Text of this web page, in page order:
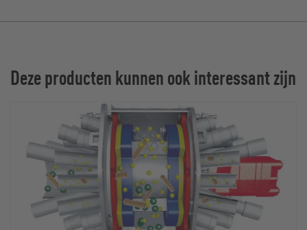
Deze producten kunnen ook interessant zijn